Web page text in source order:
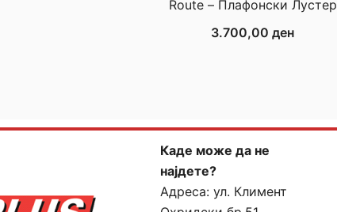
Route – Плафонски Лустер
3.700,00ден
Каде може да не
најдете?
Адреса: ул. Климент